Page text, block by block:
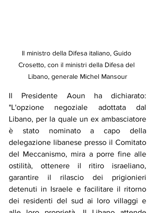
Il ministro della Difesa italiano, Guido
Crosetto, con il ministri della Difesa del
Libano, generale Michel Mansour
Il Presidente Aoun ha dichiarato:
"L'opzione negoziale adottata dal
Libano, per la quale un ex ambasciatore
è stato nominato a capo della
delegazione libanese presso il Comitato
del Meccanismo, mira a porre fine alle
ostilità, ottenere il ritiro israeliano,
garantire il rilascio dei prigionieri
detenuti in Israele e facilitare il ritorno
dei residenti del sud ai loro villaggi e